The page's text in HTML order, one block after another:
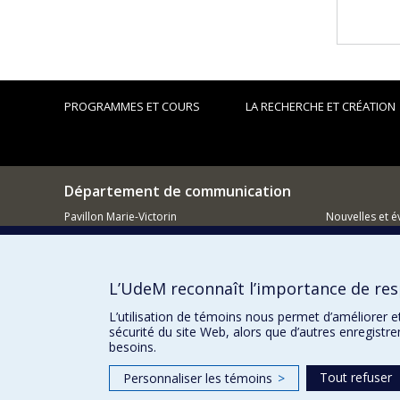
PROGRAMMES ET COURS LA RECHERCHE ET CRÉATION
Département de communication
Pavillon Marie-Victorin
90, Vincent-d'Indy
514 343-6039
Nouvelles et
Comment
L’UdeM reconnaît l’importance de
L’utilisation de témoins nous permet
sécurité du site Web, alors que d’autres
besoins.
Personnaliser les témoins > Tout refuser